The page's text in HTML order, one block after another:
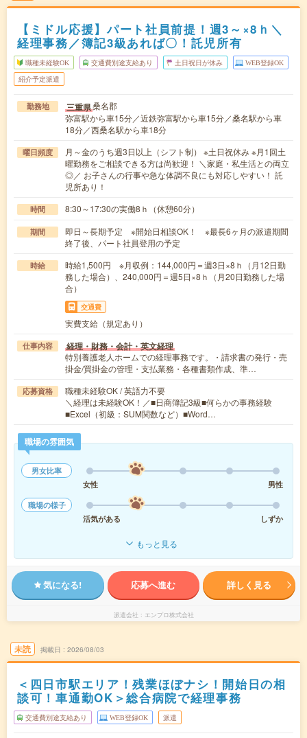
【ミドル応援】パート社員前提！週3～×8ｈ＼
経理事務／簿記3級あれば〇！託児所有
職種未経験OK 交通費別途支給あり 土日祝日が休み WEB登録OK
紹介予定派遣
勤務地 三重県桑名郡
弥富駅から車15分／近鉄弥富駅から車15分／桑名駅から車
18分／西桑名駅から車18分
曜日頻度
月～金のうち週3日以上（シフト制） ※土日祝休み ※月1回土
曜勤務をご相談できる方は尚歓迎！ ＼家庭・私生活との両立
◎／ お子さんの行事や急な体調不良にも対応しやすい！ 託
児所あり！
時間 8:30～17:30の実働8ｈ（休憩60分）
期間
即日～長期予定 ※開始日相談OK！ ※最長6ヶ月の派遣期間
終了後、パート社員登用の予定
時給
時給1,500円 ※月収例：144,000円＝週3日×8ｈ（月12日勤
務した場合）、240,000円＝週5日×8ｈ（月20日勤務した場
合）
交通費
実費支給（規定あり）
仕事内容 経理・財務・会計・英文経理
特別養護老人ホームでの経理事務です。・請求書の発行・売
掛金/買掛金の管理・支払業務・各種書類作成、準…
応募資格
職種未経験OK / 英語力不要
＼経理は未経験OK！／■日商簿記3級■何らかの事務経験
■Excel（初級：SUM関数など）■Word…
職場の雰囲気
男女比率
女性
男性
職場の様子
活気がある
しずか
もっと見る
気になる! 応募へ進む 詳しく見る
派遣会社 エンプロ株式会社
未読 掲載日 2026/08/03
＜四日市駅エリア！残業ほぼナシ！開始日の相
談可！車通勤OK＞総合病院で経理事務
交通費別途支給あり WEB登録OK 派遣